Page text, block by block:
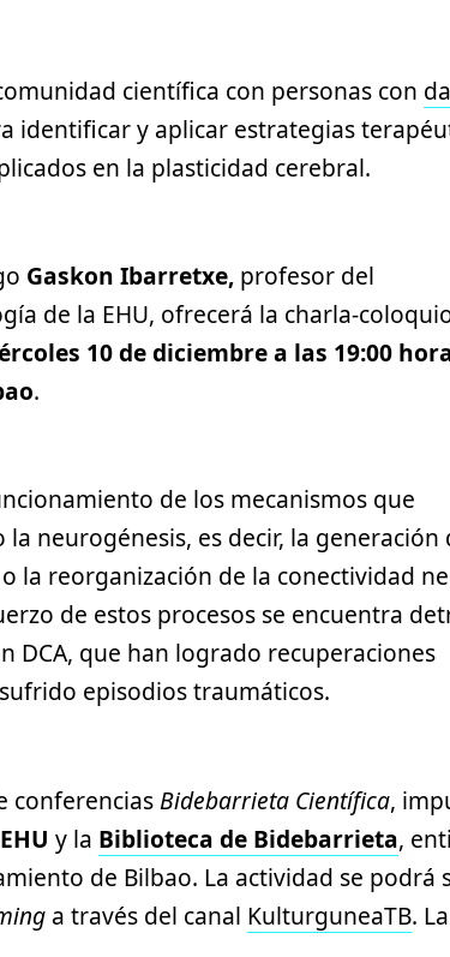
científica con personas con
identificar y aplicar estrategias
en la plasticidad cerebral.
Gaskon Ibarretxe, profesor del
de la EHU, ofrecerá la charla-
10 de diciembre a las 19:00
.
de los mecanismos que
neurogénesis, es decir, la generación
la reorganización de la conectividad
de estos procesos se encuentra
DCA, que han logrado recuperaciones
episodios traumáticos.
conferenciasBidebarrieta Científica,
y la Biblioteca de Bidebarrieta,
de Bilbao. La actividad se podrá
a través del canal KulturguneaTB. La